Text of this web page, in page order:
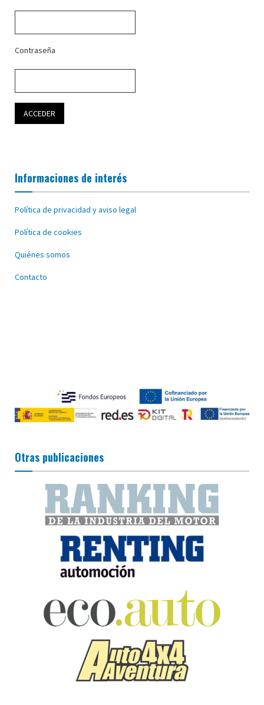
Contraseña
Informaciones de interés
Política de privacidad y aviso legal
Política de cookies
Quiénes somos
Contacto
Otras publicaciones